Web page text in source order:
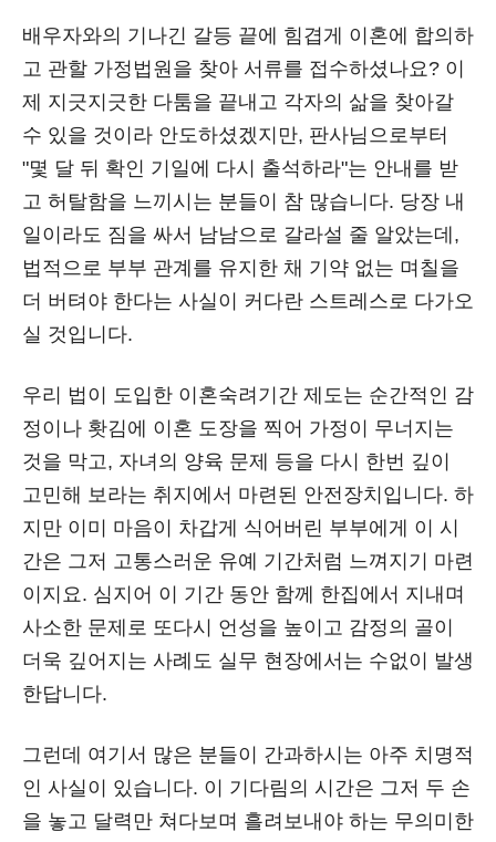
배우자와의 기나긴 갈등 끝에 힘겹게 이혼에 합의하
고 관할 가정법원을 찾아 서류를 접수하셨나요? 이
제 지긋지긋한 다툼을 끝내고 각자의 삶을 찾아갈
수 있을 것이라 안도하셨겠지만, 판사님으로부터
"몇 달 뒤 확인 기일에 다시 출석하라"는 안내를 받
고 허탈함을 느끼시는 분들이 참 많습니다. 당장 내
일이라도 짐을 싸서 남남으로 갈라설 줄 알았는데,
법적으로 부부 관계를 유지한 채 기약 없는 며칠을
더 버텨야 한다는 사실이 커다란 스트레스로 다가오
실 것입니다.
우리 법이 도입한 이혼숙려기간 제도는 순간적인 감
정이나 홧김에 이혼 도장을 찍어 가정이 무너지는
것을 막고, 자녀의 양육 문제 등을 다시 한번 깊이
고민해 보라는 취지에서 마련된 안전장치입니다. 하
지만 이미 마음이 차갑게 식어버린 부부에게 이 시
간은 그저 고통스러운 유예 기간처럼 느껴지기 마련
이지요. 심지어 이 기간 동안 함께 한집에서 지내며
사소한 문제로 또다시 언성을 높이고 감정의 골이
더욱 깊어지는 사례도 실무 현장에서는 수없이 발생
한답니다.
그런데 여기서 많은 분들이 간과하시는 아주 치명적
인 사실이 있습니다. 이 기다림의 시간은 그저 두 손
을 놓고 달력만 쳐다보며 흘려보내야 하는 무의미한